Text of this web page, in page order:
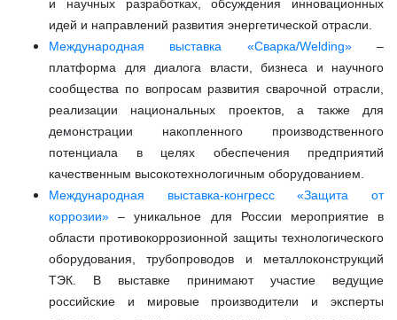
и научных разработках, обсуждения инновационных
идей и направлений развития энергетической отрасли.
Международная выставка «Сварка/Welding»–
платформа для диалога власти, бизнеса и научного
сообщества по вопросам развития сварочной отрасли,
реализации национальных проектов, а также для
демонстрации накопленного производственного
потенциала в целях обеспечения предприятий
качественным высокотехнологичным оборудованием.
Международная выставка-конгресс «Защита от
коррозии»– уникальное для России мероприятие в
области противокоррозионной защиты технологического
оборудования, трубопроводов и металлоконструкций
ТЭК. В выставке принимают участие ведущие
российские и мировые производители и эксперты